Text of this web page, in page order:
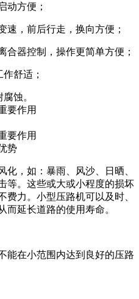
动方便；
速，前后行走，换向方便；
合器控制，操作更简单方便；
舒适；
蚀。
势
化，如：暴雨、风沙、日晒、
等。这些或大或小程度的损坏
费力。小型压路机可以及时、
而延长道路的使用寿命。
能在小范围内达到良好的压路